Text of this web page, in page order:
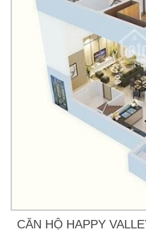
CĂN HỘ HAPPY